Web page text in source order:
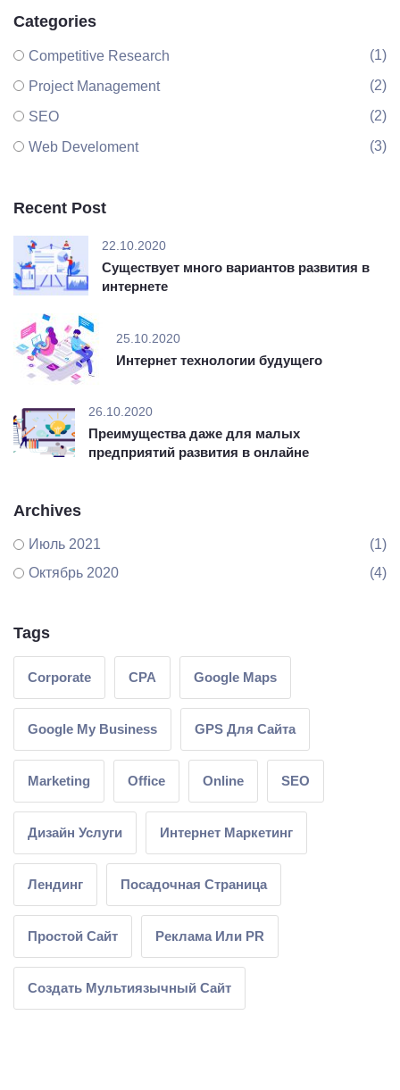
Categories
Competitive Research (1)
Project Management (2)
SEO (2)
Web Develoment (3)
Recent Post
22.10.2020
Существует много вариантов развития в
интернете
25.10.2020
Интернет технологии будущего
26.10.2020
Преимущества даже для малых
предприятий развития в онлайне
Archives
Июль 2021
(1)
Октябрь 2020
(4)
Tags
Corporate CPA Google Maps
Google My Business GPS Для Сайта
Marketing Office Online SEO
Дизайн Услуги Интернет Маркетинг
Лендинг Посадочная Страница
Простой Сайт Реклама Или PR
Создать Мультиязычный Сайт